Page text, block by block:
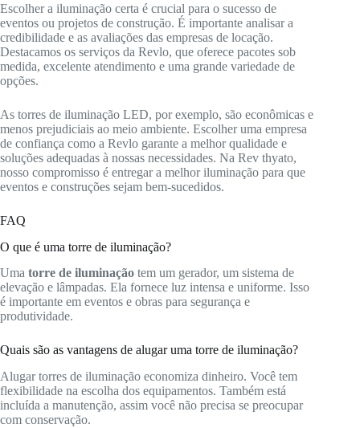
Escolher a iluminação certa é crucial para o sucesso de
eventos ou projetos de construção. É importante analisar a
credibilidade e as avaliações das empresas de locação.
Destacamos os serviços da Revlo, que oferece pacotes sob
medida, excelente atendimento e uma grande variedade de
opções.
As torres de iluminação LED, por exemplo, são econômicas e
menos prejudiciais ao meio ambiente. Escolher uma empresa
de confiança como a Revlo garante a melhor qualidade e
soluções adequadas à nossas necessidades. Na Rev thyato,
nosso compromisso é entregar a melhor iluminação para que
eventos e construções sejam bem-sucedidos.
FAQ
O que é uma torre de iluminação?
Uma torre de iluminação tem um gerador, um sistema de
elevação e lâmpadas. Ela fornece luz intensa e uniforme. Isso
é importante em eventos e obras para segurança e
produtividade.
Quais são as vantagens de alugar uma torre de iluminação?
Alugar torres de iluminação economiza dinheiro. Você tem
flexibilidade na escolha dos equipamentos. Também está
incluída a manutenção, assim você não precisa se preocupar
com conservação.